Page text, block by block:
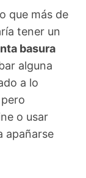
que más de
tener un
basura
alguna
a lo
o usar
apañarse